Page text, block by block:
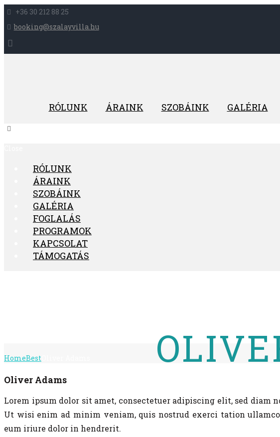
+36 30 212 88 25
booking@szalayvilla.hu
RÓLUNK ÁRAINK SZOBÁINK GALÉRIA
RÓLUNK
ÁRAINK
SZOBÁINK
GALÉRIA
FOGLALÁS
PROGRAMOK
KAPCSOLAT
TÁMOGATÁS
HomeBest
Oliver Adams
Lorem ipsum dolor sit amet, consectetuer adipiscing elit, sed
Ut wisi enim ad minim veniam, quis nostrud exerci tation
eum iriure dolor in hendrerit.